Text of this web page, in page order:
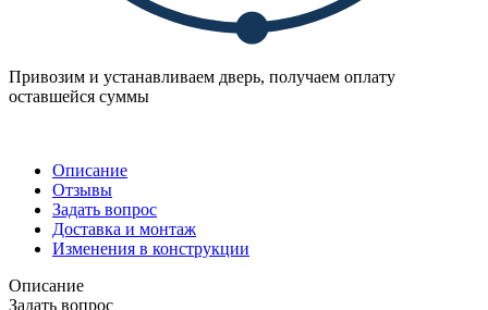
Привозим и устанавливаем дверь, получаем оплату
оставшейся суммы
Описание
Отзывы
Задать вопрос
Доставка и монтаж
Изменения в конструкции
Описание
Задать вопрос